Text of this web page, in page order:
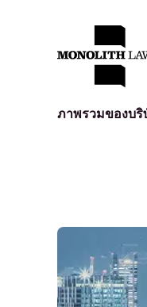
ภาพรวมของบริ
การป้องกัน
การตรวจส